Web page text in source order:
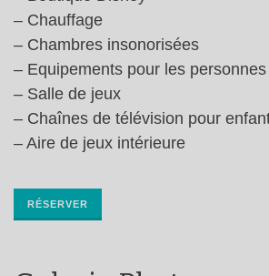
– Chauffage
– Chambres insonorisées
– Equipements pour les
– Salle de jeux
– Chaînes de télévision pour
– Aire de jeux intérieure
RÉSERVER